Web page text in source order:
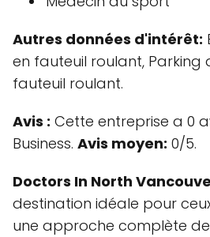
Autres données d'intérêt:
en fauteuil roulant, Parking
fauteuil roulant.
Avis : Cette entreprise a 0
Business. Avis moyen: 0/5.
Doctors In North
destination idéale pour
une approche complète